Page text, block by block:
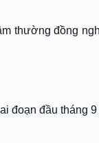
thường đồng
đoạn đầu tháng